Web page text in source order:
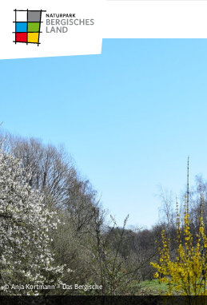
© Anja Kortmann - Das Bergische